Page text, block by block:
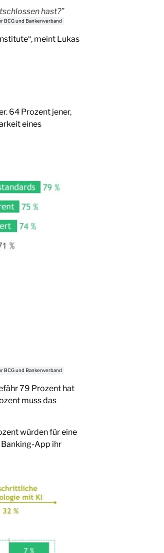
hast?”
BCG und Bankenverband
meint Lukas
64 Prozent jener,
eines
BCG und Bankenverband
79 Prozent hat
muss das
würden für eine
Banking-App ihr